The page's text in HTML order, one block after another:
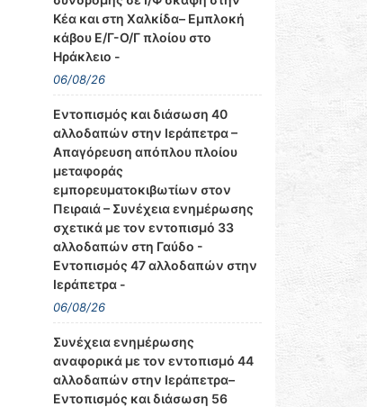
Κέα και στη Χαλκίδα– Εμπλοκή
κάβου Ε/Γ-Ο/Γ πλοίου στο
Ηράκλειο -
06/08/26
Εντοπισμός και διάσωση 40
αλλοδαπών στην Ιεράπετρα –
Απαγόρευση απόπλου πλοίου
μεταφοράς
εμπορευματοκιβωτίων στον
Πειραιά – Συνέχεια ενημέρωσης
σχετικά με τον εντοπισμό 33
αλλοδαπών στη Γαύδο -
Εντοπισμός 47 αλλοδαπών στην
Ιεράπετρα -
06/08/26
Συνέχεια ενημέρωσης
αναφορικά με τον εντοπισμό 44
αλλοδαπών στην Ιεράπετρα–
Εντοπισμός και διάσωση 56